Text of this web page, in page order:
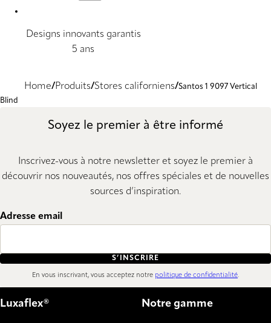
Designs innovants garantis
5 ans
Home Produits Stores californiens Santos 1 9097 Vertical
Blind
Soyez le premier à être informé
Inscrivez-vous à notre newsletter et soyez le premier à
découvrir nos nouveautés, nos offres spéciales et de nouvelles
sources d’inspiration.
Adresse email
S’INSCRIRE
En vous inscrivant, vous acceptez notre politique de confidentialité.
Luxaflex® Notre gamme